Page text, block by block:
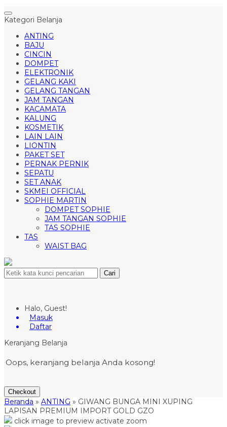
Kategori Belanja
ANTING
BAJU
CINCIN
DOMPET
ELEKTRONIK
GELANG KAKI
GELANG TANGAN
JAM TANGAN
KACAMATA
KALUNG
KOSMETIK
LAIN LAIN
LIONTIN
PAKET SET
PERNAK PERNIK
SEPATU
SET ANAK
SKMEI OFFICIAL
SOPHIE MARTIN
DOMPET SOPHIE
JAM TANGAN SOPHIE
TAS SOPHIE
TAS
WAIST BAG
Cari
Halo, Guest!
Masuk
Daftar
Keranjang Belanja
Oops, keranjang belanja Anda kosong!
Checkout
Beranda » ANTING » GIWANG BUNGA MINI XUPING
LAPISAN PREMIUM IMPORT GOLD GZO
click image to preview activate zoom